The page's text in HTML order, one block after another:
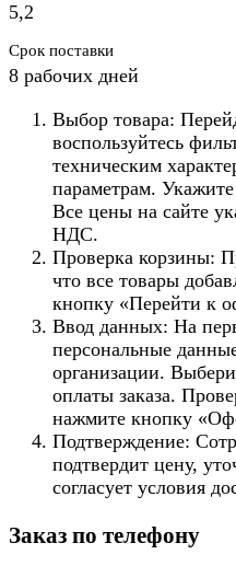
5,2
Срок поставки
8 рабочих дней
Выбор товара:
воспользуйтесь
техническим
параметрам.
Все цены на сайте
НДС.
Проверка корзины:
что все товары
кнопку «Перейти к
Ввод данных: На
персональные
организации.
оплаты заказа.
нажмите кнопку
Подтверждение:
подтвердит цену,
согласует условия
Заказ по телефону